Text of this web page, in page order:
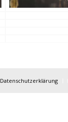
Datenschutzerklärung